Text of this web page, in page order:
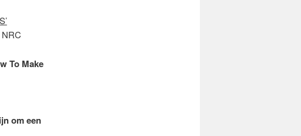
To Make
om een